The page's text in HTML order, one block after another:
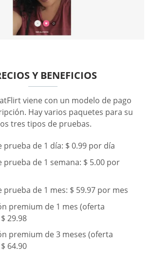
Y BENEFICIOS
viene con un modelo de pago
Hay varios paquetes para su
tres tipos de pruebas.
prueba de 1 día: $ 0.99 por día
prueba de 1 semana: $ 5.00 por
prueba de 1 mes: $ 59.97 por mes
premium de 1 mes (oferta
29.98
premium de 3 meses (oferta
64.90